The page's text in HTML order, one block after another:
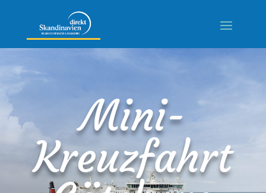
Mini-
Kreuzfahrt